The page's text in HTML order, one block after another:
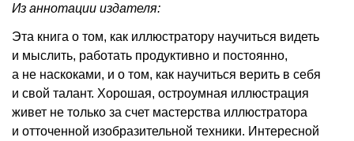
Из аннотации издателя:
Эта книга о том, как иллюстратору научиться видеть
и мыслить, работать продуктивно и постоянно,
а не наскоками, и о том, как научиться верить в себя
и свой талант. Хорошая, остроумная иллюстрация
живет не только за счет мастерства иллюстратора
и отточенной изобразительной техники. Интересной